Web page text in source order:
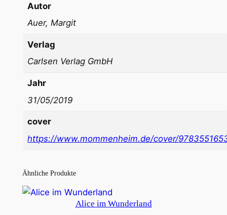
Autor
Auer, Margit
Verlag
Carlsen Verlag GmbH
Jahr
31/05/2019
cover
https://www.mommenheim.de/cover/
Ähnliche Produkte
Alice im Wunderland